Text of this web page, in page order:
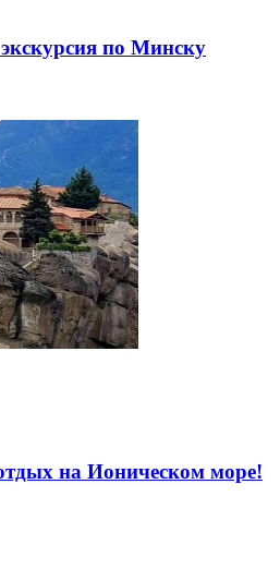
по Минску
на Ионическом море!